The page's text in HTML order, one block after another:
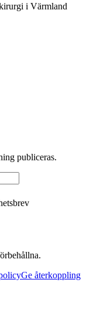
i Värmland
publiceras.
Ge återkoppling